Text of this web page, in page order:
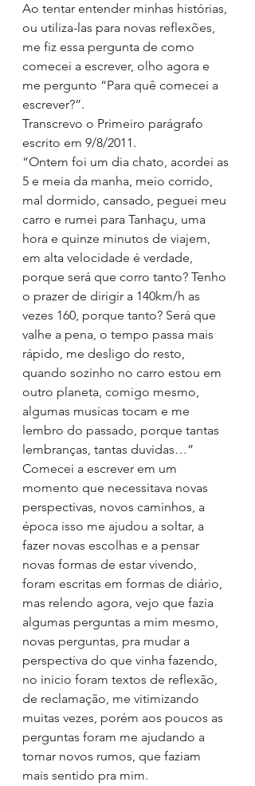
Ao tentar entender minhas histórias,
ou utiliza-las para novas reflexões,
me fiz essa pergunta de como
comecei a escrever, olho agora e
me pergunto “Para quê comecei a
escrever?”.
Transcrevo o Primeiro parágrafo
escrito em 9/8/2011.
“Ontem foi um dia chato, acordei as
5 e meia da manha, meio corrido,
mal dormido, cansado, peguei meu
carro e rumei para Tanhaçu, uma
hora e quinze minutos de viajem,
em alta velocidade é verdade,
porque será que corro tanto? Tenho
o prazer de dirigir a 140km/h as
vezes 160, porque tanto? Será que
valhe a pena, o tempo passa mais
rápido, me desligo do resto,
quando sozinho no carro estou em
outro planeta, comigo mesmo,
algumas musicas tocam e me
lembro do passado, porque tantas
lembranças, tantas duvidas…”
Comecei a escrever em um
momento que necessitava novas
perspectivas, novos caminhos, a
época isso me ajudou a soltar, a
fazer novas escolhas e a pensar
novas formas de estar vivendo,
foram escritas em formas de diário,
mas relendo agora, vejo que fazia
algumas perguntas a mim mesmo,
novas perguntas, pra mudar a
perspectiva do que vinha fazendo,
no inicio foram textos de reflexão,
de reclamação, me vitimizando
muitas vezes, porém aos poucos as
perguntas foram me ajudando a
tomar novos rumos, que faziam
mais sentido pra mim.